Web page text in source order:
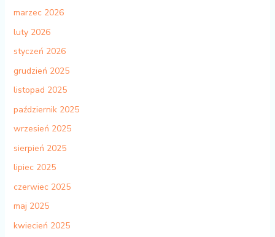
marzec 2026
luty 2026
styczeń 2026
grudzień 2025
listopad 2025
październik 2025
wrzesień 2025
sierpień 2025
lipiec 2025
czerwiec 2025
maj 2025
kwiecień 2025